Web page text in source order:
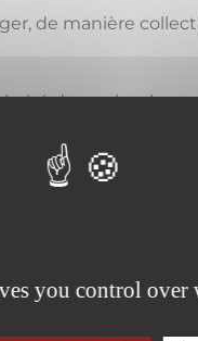
you control
de manière
dynamiser les
pri­mordiaux : le
partager une
forte valeur